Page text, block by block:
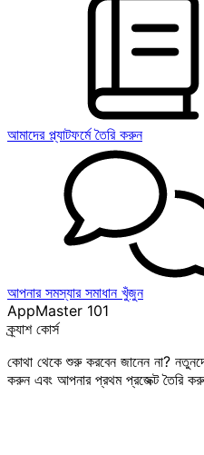
আমাদের প্ল্যাটফর্মে তৈরি করুন
আপনার সমস্যার সমাধান খুঁজুন
AppMaster 101
ক্র্যাশ কোর্স
কোথা থেকে শুরু করবেন জানেন না?
করুন এবং আপনার প্রথম প্রজেক্ট তৈরি